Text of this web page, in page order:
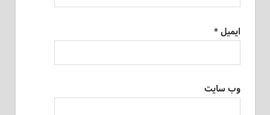
ایمیل*
وب‌ سایت